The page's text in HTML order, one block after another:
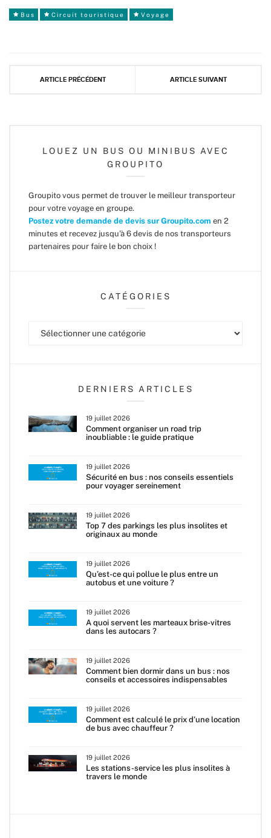
Bus Circuit touristique Voyage
ARTICLE PRÉCÉDENT ARTICLE SUIVANT
LOUEZ UN BUS OU MINIBUS AVEC
GROUPITO
Groupito vous permet de trouver le meilleur transporteur
pour votre voyage en groupe.
Postez votre demande de devis sur Groupito.com en 2
minutes et recevez jusqu'à 6 devis de nos transporteurs
partenaires pour faire le bon choix !
CATÉGORIES
DERNIERS ARTICLES
19 juillet 2026
Comment organiser un road trip
inoubliable : le guide pratique
19 juillet 2026
Sécurité en bus : nos conseils essentiels
pour voyager sereinement
19 juillet 2026
Top 7 des parkings les plus insolites et
originaux au monde
19 juillet 2026
Qu’est-ce qui pollue le plus entre un
autobus et une voiture ?
19 juillet 2026
A quoi servent les marteaux brise-vitres
dans les autocars ?
19 juillet 2026
Comment bien dormir dans un bus : nos
conseils et accessoires indispensables
19 juillet 2026
Comment est calculé le prix d’une location
de bus avec chauffeur ?
19 juillet 2026
Les stations-service les plus insolites à
travers le monde